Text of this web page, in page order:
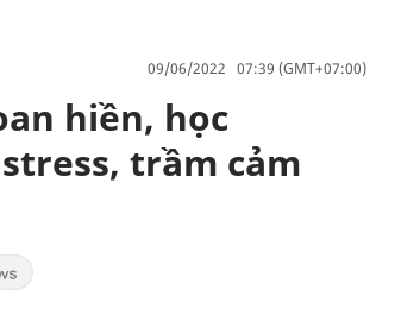
09/06/2022 07:39 (GMT+07:00)
hiền, học
trầm cảm